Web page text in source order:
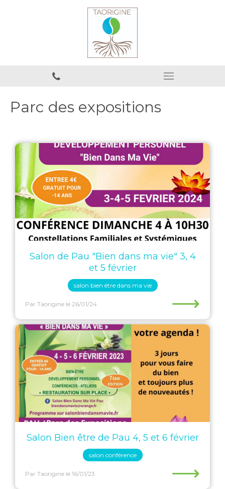
Parc des expositions
Salon de Pau "Bien dans ma vie" 3, 4
et 5 février
salon bien être dans ma vie
Par Taorigine le 26/01/24 ⟶
Salon Bien être de Pau 4, 5 et 6 février
salon conférence
Par Taorigine le 16/01/23 ⟶